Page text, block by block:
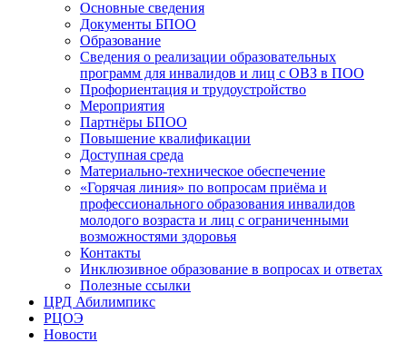
Основные сведения
Документы БПОО
Образование
Сведения о реализации образовательных
программ для инвалидов и лиц с ОВЗ в ПОО
Профориентация и трудоустройство
Мероприятия
Партнёры БПОО
Повышение квалификации
Доступная среда
Материально-техническое обеспечение
«Горячая линия» по вопросам приёма и
профессионального образования инвалидов
молодого возраста и лиц с ограниченными
возможностями здоровья
Контакты
Инклюзивное образование в вопросах и ответах
Полезные ссылки
ЦРД Абилимпикс
РЦОЭ
Новости